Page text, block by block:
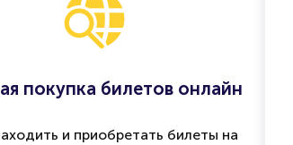
покупка билетов онлайн
и приобретать билеты на